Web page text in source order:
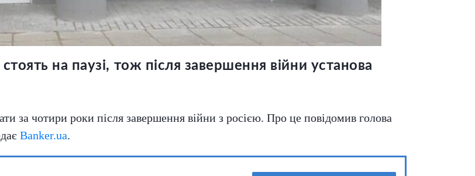
на паузі, тож після завершення війни установа
за чотири роки після завершення війни з росією. Про це повідомив голова
Banker.ua.